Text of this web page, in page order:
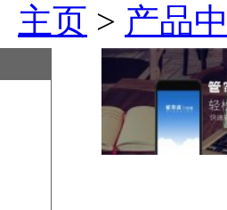
主页 > 产品